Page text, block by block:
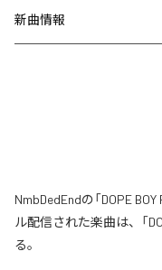
新曲情報
NmbDedEndの「DOPE
ル配信された楽曲は、「
る。